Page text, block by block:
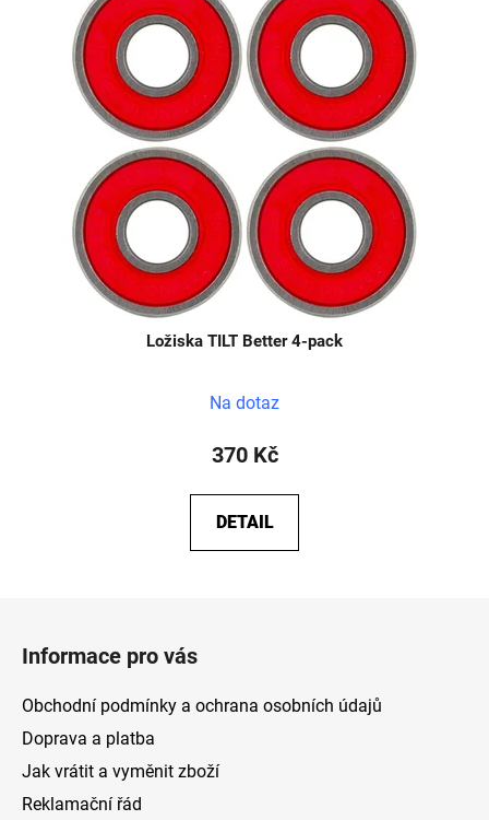
Ložiska TILT Better 4-pack
Na dotaz
370 Kč
DETAIL
Informace pro vás
Obchodní podmínky a ochrana osobních údajů
Doprava a platba
Jak vrátit a vyměnit zboží
Reklamační řád